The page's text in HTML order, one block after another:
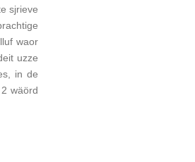
sjrieve
waor
uzze
in de
wäörd